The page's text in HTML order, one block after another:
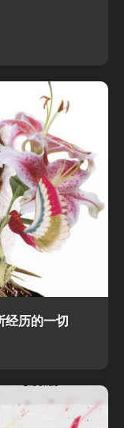
经历的一切